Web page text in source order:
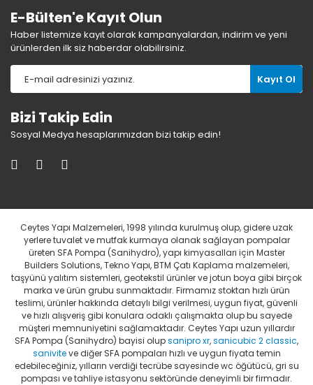
E-Bülten'e Kayıt Olun
Haber listemize kayıt olarak kampanyalardan, indirim ve yeni
ürünlerden ilk siz haberdar olabilirsiniz.
Kayıt Ol
Bizi Takip Edin
Sosyal Medya hesaplarımızdan bizi takip edin!
Ceytes Yapı Malzemeleri, 1998 yılında kurulmuş olup, gidere uzak
yerlere tuvalet ve mutfak kurmaya olanak sağlayan pompalar
üreten SFA Pompa (Sanihydro), yapı kimyasalları için Master
Builders Solutions, Tekno Yapı, BTM Çatı Kaplama malzemeleri,
taşyünü yalıtım sistemleri, geotekstil ürünler ve jotun boya gibi birçok
marka ve ürün grubu sunmaktadır. Firmamız stoktan hızlı ürün
teslimi, ürünler hakkında detaylı bilgi verilmesi, uygun fiyat, güvenli
ve hızlı alışveriş gibi konulara odaklı çalışmakta olup bu sayede
müşteri memnuniyetini sağlamaktadır. Ceytes Yapı uzun yıllardır
SFA Pompa (Sanihydro) bayisi olupsanipro xr,sanicubic 2 classic,
saniviteve diğer SFA pompaları hızlı ve uygun fiyata temin
edebileceğiniz, yılların verdiği tecrübe sayesinde wc öğütücü, gri su
pompası ve tahliye istasyonu sektöründe deneyimli bir firmadır.